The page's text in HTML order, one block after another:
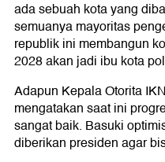
ada sebuah kota yang
semuanya mayoritas
republik ini membangun
2028 akan jadi ibu kota
Adapun Kepala Otorita
mengatakan saat ini
sangat baik. Basuki
diberikan presiden agar